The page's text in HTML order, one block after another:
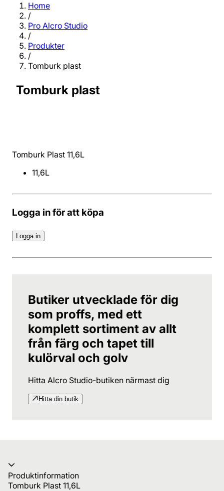
Home
/
Pro Alcro Studio
/
Produkter
/
Tomburk plast
Tomburk plast
Tomburk Plast 11,6L
11,6L
Logga in för att köpa
Logga in
Butiker utvecklade för dig
som proffs, med ett
komplett sortiment av allt
från färg och tapet till
kulörval och golv
Hitta Alcro Studio-butiken närmast dig
Hitta din butik
Produktinformation
Tomburk Plast 11,6L